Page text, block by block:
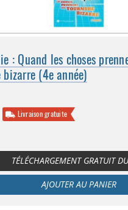
: Quand les choses
(4e année)
Livraison gratuite
TÉLÉCHARGEMENT GRATUIT
AJOUTER AU PANIER